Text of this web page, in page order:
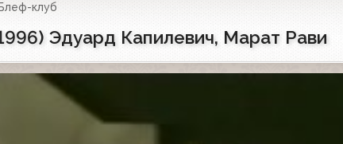
Блеф-клуб
Эдуард Капилевич, Марат Рави